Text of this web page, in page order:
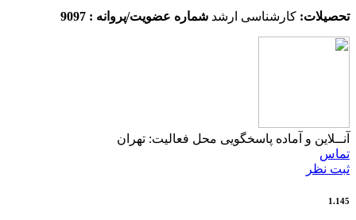
تحصیلات: کارشناسی ارشد شماره عضویت/پروانه : 9097
آنــلاین و آماده پاسخگویی محل فعالیت: تهران
تماس
ثبت نظر
1.145